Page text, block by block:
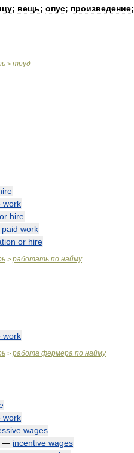
; вещь; опус; произведение;
> труд
work
hire
paid work
or hire
> работать по найму
work
> работа фермера по найму
work
wages
— incentive wages